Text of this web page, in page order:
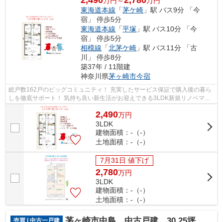
東海道本線 「茅ケ崎 」駅 バス9分 「今
宿」 停歩5分
東海道本線 「平塚 」駅 バス10分 「今
宿」 停歩5分
相模線 「北茅ケ崎 」駅 バス11分 「古
川」 停歩8分
築37年 / 11階建
神奈川県茅ヶ崎市今宿
総戸数162戸のビッグコミュニティ！ 充実したサービス保証で購入後の暮ら
しを徹底サポート！ 気持ち良い新生活がお迎えできる3LDK新規リノベマン
ション（R8.1月下旬）です♪ ぜひお問合...
2,490万円
3LDK
建物面積：-（-）
土地面積：-（-）
7月31日 値下げ
2,780万円
3LDK
建物面積：-（-）
土地面積：-（-）
売買 | 中古一戸建